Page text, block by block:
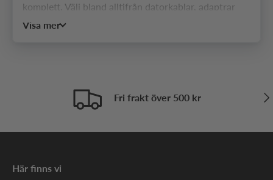
komplett. Välj bland alltifrån datorkablar, adaptrar
och USB-hubbar som hjälper dig att ansluta precis
enhet så som du önskar. Välkommen att bläddra
igenom vårt breda utbud av datortillbehör och klicka
samma plats
Visa mer
Fri frakt över 500 kr
Här finns vi